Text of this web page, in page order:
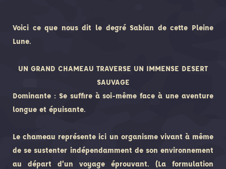
Voici ce que nous dit le degré Sabian de cette Pleine
Lune.
UN GRAND CHAMEAU TRAVERSE UN IMMENSE DESERT
SAUVAGE
Dominante : Se suffire à soi-même face à une aventure
longue et épuisante.
Le chameau représente ici un organisme vivant à même
de se sustenter indépendamment de son environnement
au départ d’un voyage éprouvant. (La formulation